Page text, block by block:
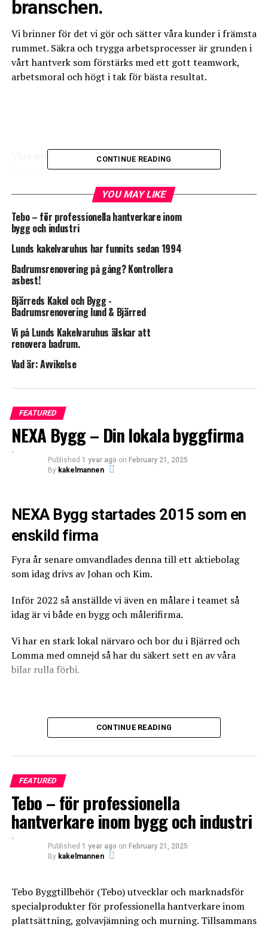
branschen.
Vi brinner för det vi gör och sätter våra kunder i främsta
rummet. Säkra och trygga arbetsprocesser är grunden i
vårt hantverk som förstärks med ett gott teamwork,
arbetsmoral och högt i tak för bästa resultat.
Våra anställda är handplockade och besitter en
kompetens utöver det vanliga.
De är, tillsammans med våra kunder, den viktigaste
tillgången och skapar möjlighet för oss att utvecklas
vidare.
http://www.hkvvsab.se
Leave your vote
What's Your Reaction?
0
ANGRY CRY
0 0 0
0 0
CONTINUE READING
YOU MAY LIKE
Tebo – för professionella hantverkare inom
bygg och industri
Lunds kakelvaruhus har funnits sedan 1994
Badrumsrenovering på gång? Kontrollera
asbest!
Bjärreds Kakel och Bygg -
Badrumsrenovering lund & Bjärred
Vi på Lunds Kakelvaruhus älskar att
renovera badrum.
Vad är: Avvikelse
FEATURED
NEXA Bygg – Din lokala byggfirma
Published 1 year ago on February 21, 2025
By kakelmannen
NEXA Bygg startades 2015 som en
enskild firma
Fyra år senare omvandlades denna till ett aktiebolag
som idag drivs av Johan och Kim.
Inför 2022 så anställde vi även en målare i teamet så
idag är vi både en bygg och målerifirma.
Vi har en stark lokal närvaro och bor du i Bjärred och
Lomma med omnejd så har du säkert sett en av våra
bilar rulla förbi.
Vi tar oss dock an arbete i större delen av Skåne och har
utfört jobb från Ystad till Åhus.
ROT-jobb. Men vi tar oss också an uppdrag mot företag
och föreningar.
CONTINUE READING
FEATURED
Tebo – för professionella
hantverkare inom bygg och industri
Published 1 year ago on February 21, 2025
By kakelmannen
Tebo Byggtillbehör (Tebo) utvecklar och marknadsför
specialprodukter för professionella hantverkare inom
plattsättning, golvavjämning och murning. Tillsammans